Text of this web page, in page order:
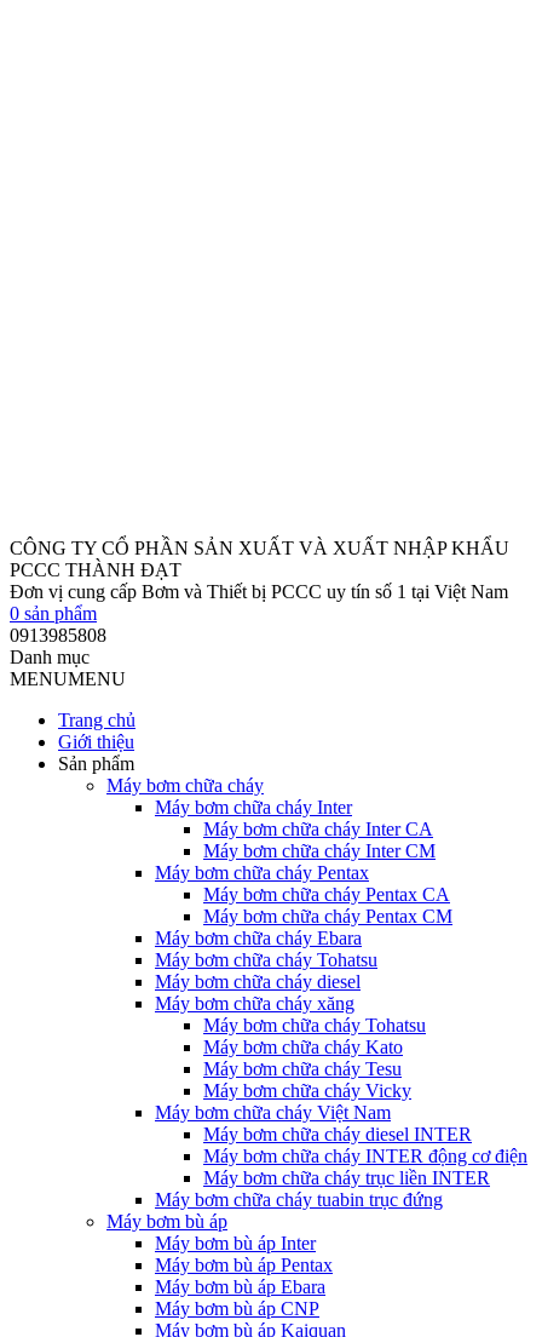
CÔNG TY CỔ PHẦN SẢN XUẤT VÀ XUẤT NHẬP KHẨU
PCCC THÀNH ĐẠT
Đơn vị cung cấp Bơm và Thiết bị PCCC uy tín số 1 tại Việt Nam
0 sản phẩm
0913985808
Danh mục
MENUMENU
Trang chủ
Giới thiệu
Sản phẩm
Máy bơm chữa cháy
Máy bơm chữa cháy Inter
Máy bơm chữa cháy Inter CA
Máy bơm chữa cháy Inter CM
Máy bơm chữa cháy Pentax
Máy bơm chữa cháy Pentax CA
Máy bơm chữa cháy Pentax CM
Máy bơm chữa cháy Ebara
Máy bơm chữa cháy Tohatsu
Máy bơm chữa cháy diesel
Máy bơm chữa cháy xăng
Máy bơm chữa cháy Tohatsu
Máy bơm chữa cháy Kato
Máy bơm chữa cháy Tesu
Máy bơm chữa cháy Vicky
Máy bơm chữa cháy Việt Nam
Máy bơm chữa cháy diesel INTER
Máy bơm chữa cháy INTER động cơ điện
Máy bơm chữa cháy trục liền INTER
Máy bơm chữa cháy tuabin trục đứng
Máy bơm bù áp
Máy bơm bù áp Inter
Máy bơm bù áp Pentax
Máy bơm bù áp Ebara
Máy bơm bù áp CNP
Máy bơm bù áp Kaiquan